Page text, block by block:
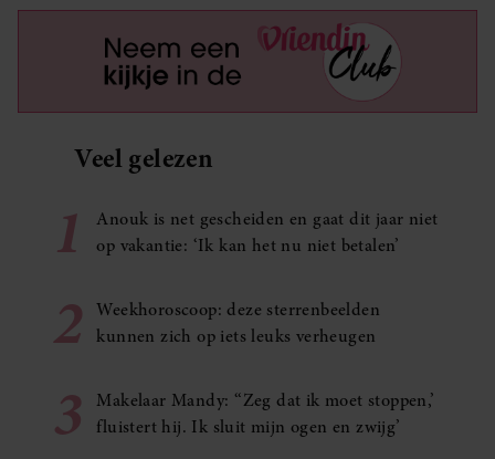
Veel gelezen
1
Anouk is net gescheiden en gaat dit jaar niet
op vakantie: ‘Ik kan het nu niet betalen’
2
Weekhoroscoop: deze sterrenbeelden
kunnen zich op iets leuks verheugen
3
Makelaar Mandy: ‘‘Zeg dat ik moet stoppen,’
fluistert hij. Ik sluit mijn ogen en zwijg’